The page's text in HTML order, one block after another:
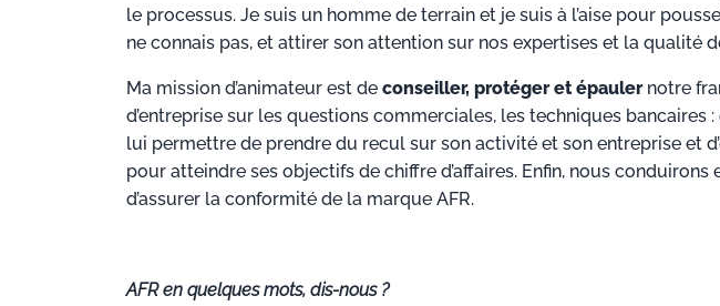
le processus. Je suis un homme de terrain et je suis à l’aise pour
ne connais pas, et attirer son attention sur nos expertises et la qualité
Ma mission d’animateur est de conseiller, protéger et épauler notre
d’entreprise sur les questions commerciales, les techniques bancaires
lui permettre de prendre du recul sur son activité et son entreprise et
pour atteindre ses objectifs de chiffre d’affaires. Enfin, nous
d’assurer la conformité de la marque AFR.
AFR en quelques mots, dis-nous ?